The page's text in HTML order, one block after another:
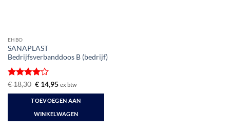
EHBO
SANAPLAST
Bedrijfsverbanddoos B (bedrijf)
Gewaardeerd
4uit 5
€18,30 Oorspronkelijke
was:
€ 18,30.
€14,95Huidige
is:
€ 14,95.
ex btw
TOEVOEGEN AAN
WINKELWAGEN